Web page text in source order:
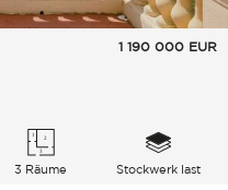
1 190 000 EUR
3 Räume Stockwerk last